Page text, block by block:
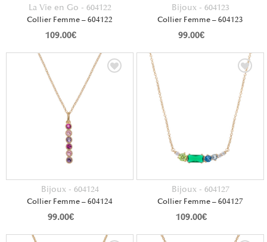
La Vie en Go - 604122
Collier Femme – 604122
109.00€
Bijoux - 604123
Collier Femme – 604123
99.00€
Bijoux - 604124
Collier Femme – 604124
99.00€
Bijoux - 604127
Collier Femme – 604127
109.00€